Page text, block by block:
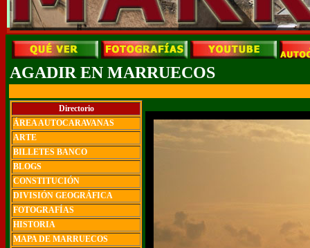
AGADIR EN MARRUECOS
Directorio
ÁREA AUTOCARAVANAS
ARTE
BILLETES BANCO
BLOGS
CONSTITUCIÓN
DIVISIÓN GEOGRÁFICA
FOTOGRAFÍAS
HISTORIA
MAPA DE MARRUECOS